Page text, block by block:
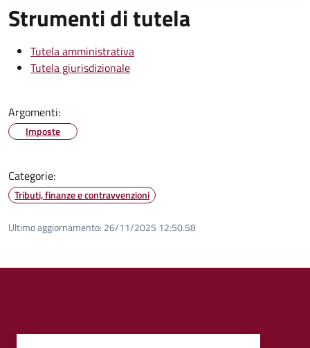
Strumenti di tutela
Tutela amministrativa
Tutela giurisdizionale
Argomenti:
Imposte
Categorie:
Tributi, finanze e contravvenzioni
Ultimo aggiornamento: 26/11/2025 12:50.58